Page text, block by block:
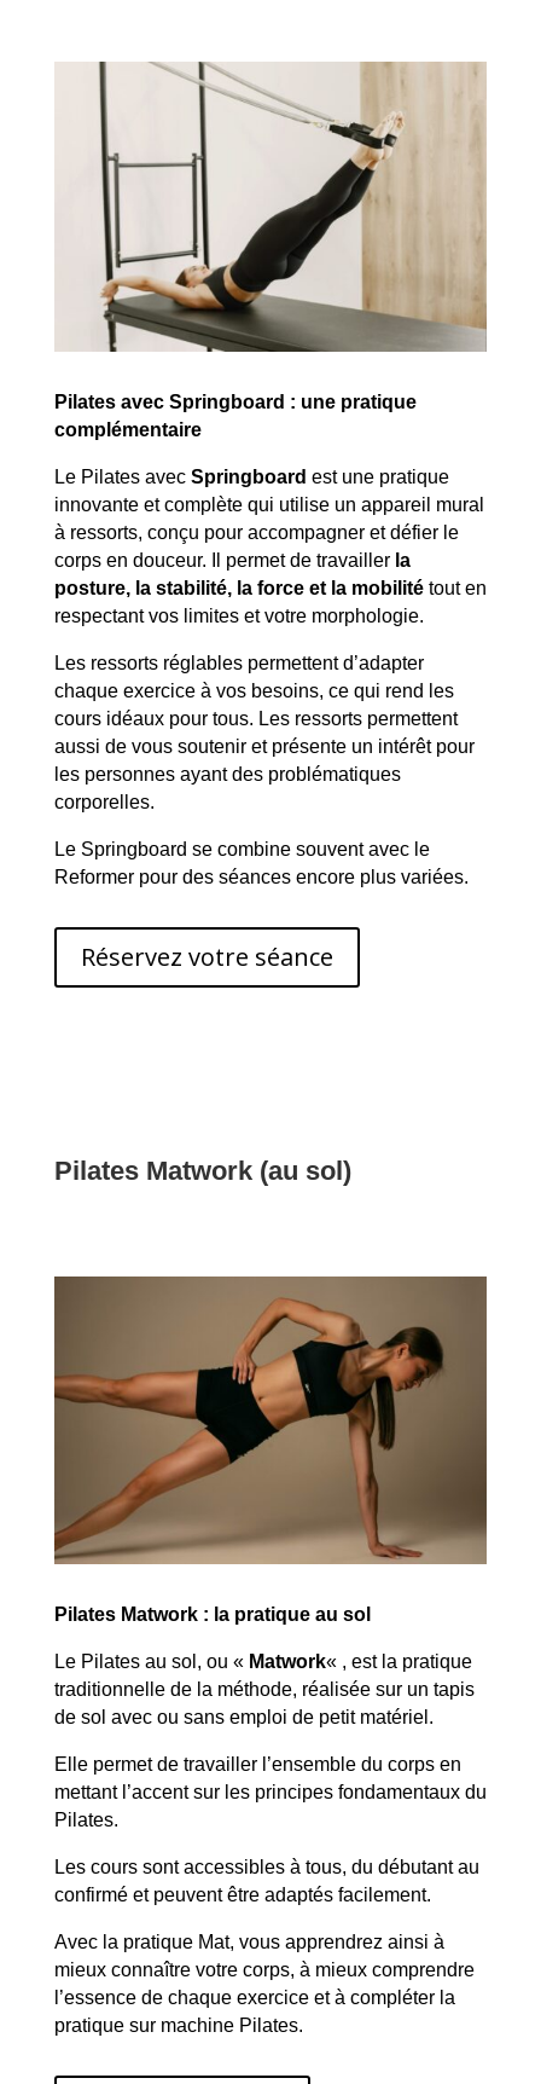
Pilates avec Springboard : une pratique
complémentaire
Le Pilates avec Springboard est une pratique
innovante et complète qui utilise un appareil mural
à ressorts, conçu pour accompagner et défier le
corps en douceur. Il permet de travailler la
posture, la stabilité, la force et la mobilitétout en
respectant vos limites et votre morphologie.
Les ressorts réglables permettent d’adapter
chaque exercice à vos besoins, ce qui rend les
cours idéaux pour tous. Les ressorts permettent
aussi de vous soutenir et présente un intérêt pour
les personnes ayant des problématiques
corporelles.
Le Springboard se combine souvent avec le
Reformer pour des séances encore plus variées.
Réservez votre séance
Pilates Matwork (au sol)
Pilates Matwork : la pratique au sol
Le Pilates au sol, ou « Matwork« , est la pratique
traditionnelle de la méthode, réalisée sur un tapis
de sol avec ou sans emploi de petit matériel.
Elle permet de travailler l’ensemble du corps en
mettant l’accent sur les principes fondamentaux du
Pilates.
Les cours sont accessibles à tous, du débutant au
confirmé et peuvent être adaptés facilement.
Avec la pratique Mat, vous apprendrez ainsi à
mieux connaître votre corps, à mieux comprendre
l’essence de chaque exercice et à compléter la
pratique sur machine Pilates.